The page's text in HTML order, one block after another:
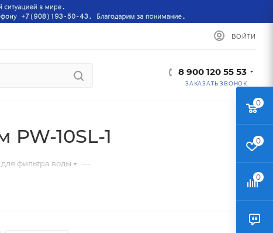
ВОЙТИ
8 900 120 55 53
ЗАКАЗАТЬ ЗВОНОК
10SL-1
фильтра воды —
0
0
0